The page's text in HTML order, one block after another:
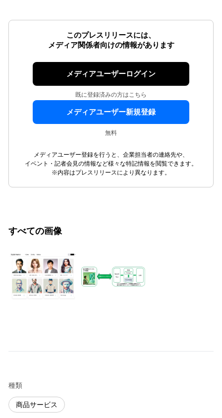
このプレスリリースには、
メディア関係者向けの情報があります
メディアユーザーログイン
既に登録済みの方はこちら
メディアユーザー新規登録
無料
メディアユーザー登録を行うと、企業担当者の連絡先や、
イベント・記者会見の情報など様々な特記情報を閲覧できます。
※内容はプレスリリースにより異なります。
すべての画像
種類
商品サービス